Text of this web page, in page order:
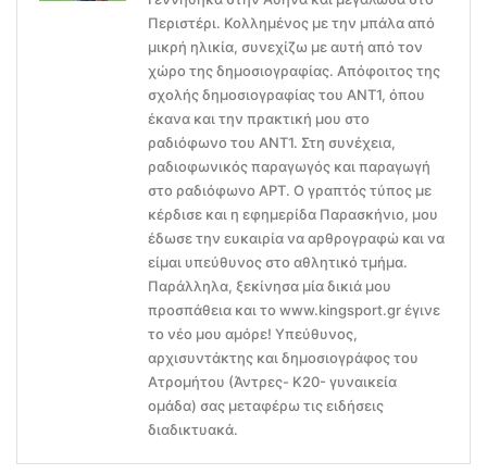
Περιστέρι. Κολλημένος με την μπάλα από
μικρή ηλικία, συνεχίζω με αυτή από τον
χώρο της δημοσιογραφίας. Απόφοιτος της
σχολής δημοσιογραφίας του ΑΝΤ1, όπου
έκανα και την πρακτική μου στο
ραδιόφωνο του ΑΝΤ1. Στη συνέχεια,
ραδιοφωνικός παραγωγός και παραγωγή
στο ραδιόφωνο ΑΡΤ. Ο γραπτός τύπος με
κέρδισε και η εφημερίδα Παρασκήνιο, μου
έδωσε την ευκαιρία να αρθρογραφώ και να
είμαι υπεύθυνος στο αθλητικό τμήμα.
Παράλληλα, ξεκίνησα μία δικιά μου
προσπάθεια και το www.kingsport.gr έγινε
το νέο μου αμόρε! Υπεύθυνος,
αρχισυντάκτης και δημοσιογράφος του
Ατρομήτου (Άντρες- Κ20- γυναικεία
ομάδα) σας μεταφέρω τις ειδήσεις
διαδικτυακά.